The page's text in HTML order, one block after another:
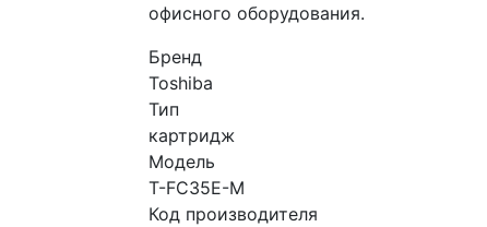
офисного оборудования.
Бренд
Toshiba
Тип
картридж
Модель
T-FC35E-M
Код производителя